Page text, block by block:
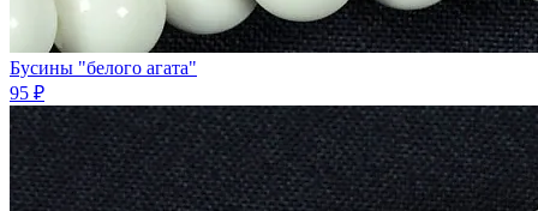
Бусины "белого агата"
95 ₽